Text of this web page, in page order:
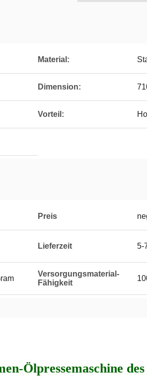
Material:
Dimension:
Vorteil:
Preis
Lieferzeit 5-
Versorgungsmaterial-
Fähigkeit
Ölpressemaschine